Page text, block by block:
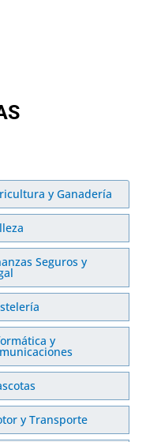
y Ganadería
Seguros y
y
y Transporte